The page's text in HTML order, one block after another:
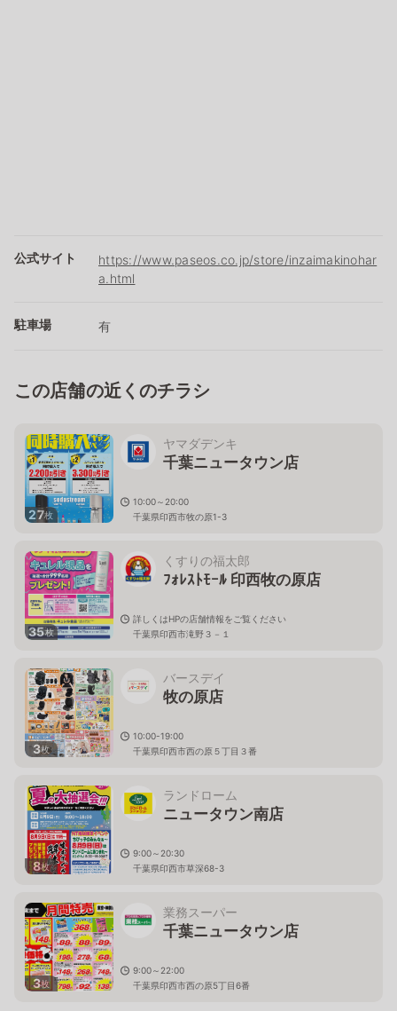
公式サイト
https://www.paseos.co.jp/store/inzaimakinohar
a.html
駐車場 有
この店舗の近くのチラシ
27枚
ヤマダデンキ
千葉ニュータウン店
10:00～20:00
千葉県印西市牧の原1-3
35枚
くすりの福太郎
ﾌｫﾚｽﾄﾓｰﾙ 印西牧の原店
詳しくはHPの店舗情報をご覧ください
千葉県印西市滝野３－１
3枚
バースデイ
牧の原店
10:00-19:00
千葉県印西市西の原５丁目３番
8枚
ランドローム
ニュータウン南店
9:00～20:30
千葉県印西市草深68-3
3枚
業務スーパー
千葉ニュータウン店
9:00～22:00
千葉県印西市西の原5丁目6番